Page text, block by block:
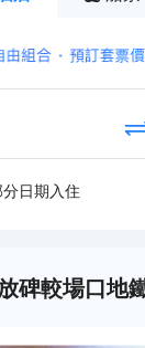
日期入住
碑較場口地